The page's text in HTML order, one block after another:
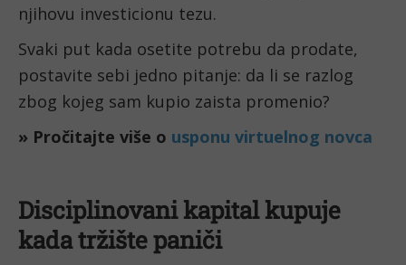
njihovu investicionu tezu.
Svaki put kada osetite potrebu da prodate,
postavite sebi jedno pitanje: da li se razlog
zbog kojeg sam kupio zaista promenio?
» Pročitajte više o usponu virtuelnog novca
Disciplinovani kapital kupuje
kada tržište paniči